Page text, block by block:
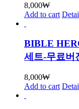
8,000₩
Add to cart
BIBLE
세트-무료버
8,000₩
Add to cart